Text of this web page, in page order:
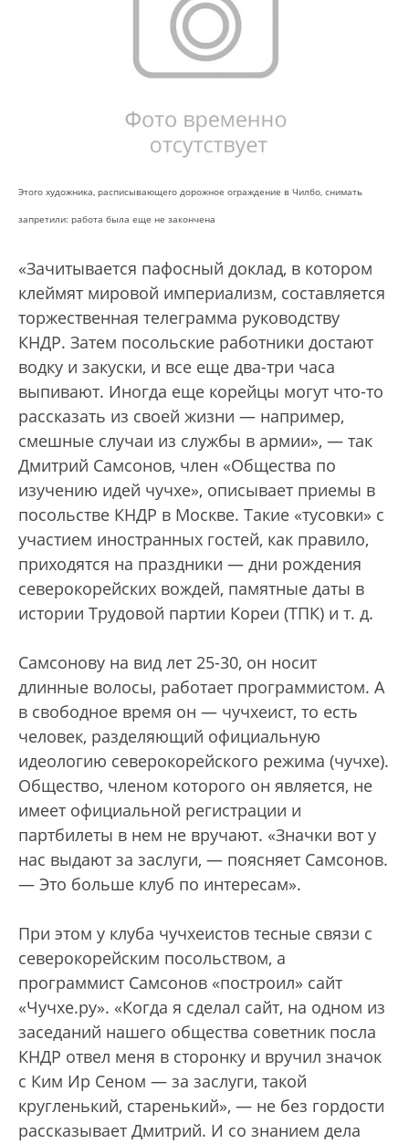
Этого художника, расписывающего дорожное ограждение в Чилбо, снимать
запретили: работа была еще не закончена
«Зачитывается пафосный доклад, в котором
клеймят мировой империализм, составляется
торжественная телеграмма руководству
КНДР. Затем посольские работники достают
водку и закуски, и все еще два-три часа
выпивают. Иногда еще корейцы могут что-то
рассказать из своей жизни — например,
смешные случаи из службы в армии», — так
Дмитрий Самсонов, член «Общества по
изучению идей чучхе», описывает приемы в
посольстве КНДР в Москве. Такие «тусовки» с
участием иностранных гостей, как правило,
приходятся на праздники — дни рождения
северокорейских вождей, памятные даты в
истории Трудовой партии Кореи (ТПК) и т. д.
Самсонову на вид лет 25-30, он носит
длинные волосы, работает программистом. А
в свободное время он — чучхеист, то есть
человек, разделяющий официальную
идеологию северокорейского режима (чучхе).
Общество, членом которого он является, не
имеет официальной регистрации и
партбилеты в нем не вручают. «Значки вот у
нас выдают за заслуги, — поясняет Самсонов.
— Это больше клуб по интересам».
При этом у клуба чучхеистов тесные связи с
северокорейским посольством, а
программист Самсонов «построил» сайт
«Чучхе.ру». «Когда я сделал сайт, на одном из
заседаний нашего общества советник посла
КНДР отвел меня в сторонку и вручил значок
с Ким Ир Сеном — за заслуги, такой
кругленький, старенький», — не без гордости
рассказывает Дмитрий. И со знанием дела